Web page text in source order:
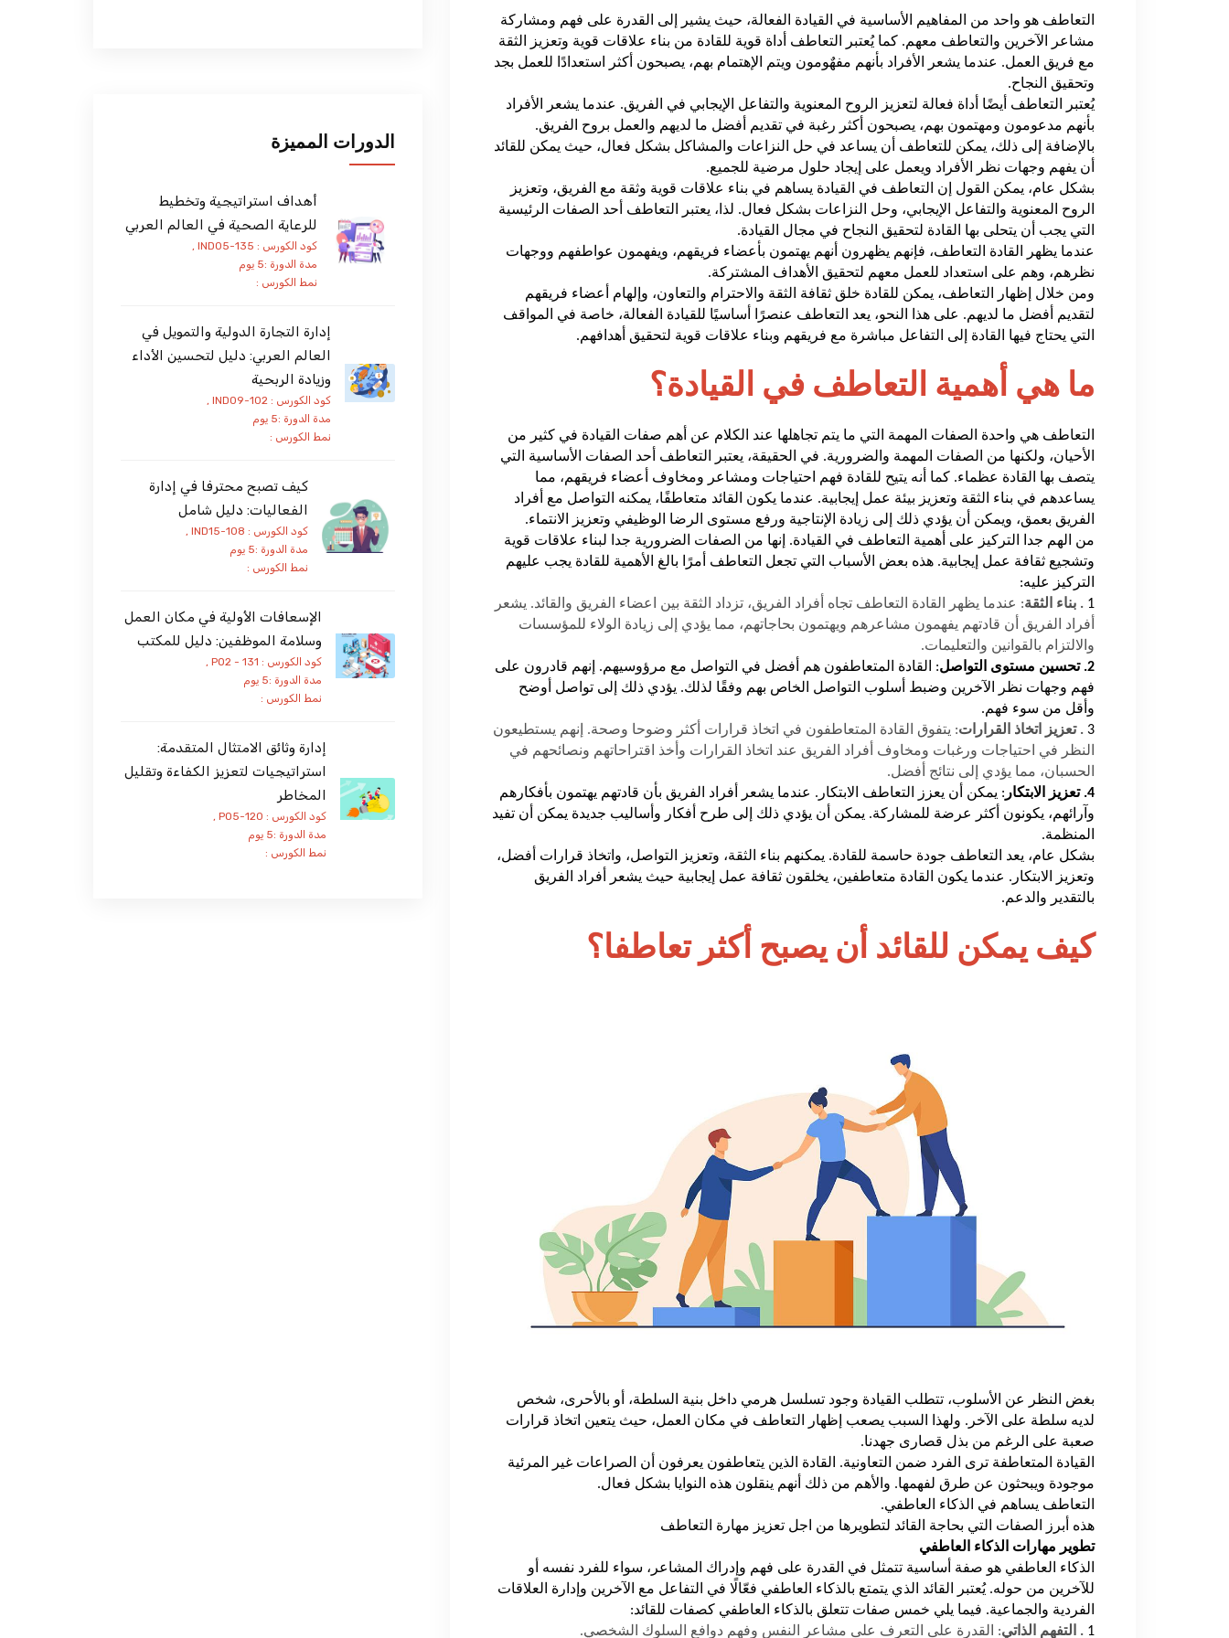
التعاطف هو واحد من المفاهيم الأساسية في القيادة الفعالة، حيث يشير إلى القدرة على فهم ومشاركة
مشاعر الآخرين والتعاطف معهم. كما يُعتبر التعاطف أداة قوية للقادة من بناء علاقات قوية وتعزيز الثقة
مع فريق العمل. عندما يشعر الأفراد بأنهم مفهٌومون ويتم الإهتمام بهم، يصبحون أكثر استعدادًا للعمل بجد
وتحقيق النجاح.
يُعتبر التعاطف أيضًا أداة فعالة لتعزيز الروح المعنوية والتفاعل الإيجابي في الفريق. عندما يشعر الأفراد
بأنهم مدعومون ومهتمون بهم، يصبحون أكثر رغبة في تقديم أفضل ما لديهم والعمل بروح الفريق.
بالإضافة إلى ذلك، يمكن للتعاطف أن يساعد في حل النزاعات والمشاكل بشكل فعال، حيث يمكن للقائد
أن يفهم وجهات نظر الأفراد ويعمل على إيجاد حلول مرضية للجميع.
بشكل عام، يمكن القول إن التعاطف في القيادة يساهم في بناء علاقات قوية وثقة مع الفريق، وتعزيز
الروح المعنوية والتفاعل الإيجابي، وحل النزاعات بشكل فعال. لذا، يعتبر التعاطف أحد الصفات الرئيسية
التي يجب أن يتحلى بها القادة لتحقيق النجاح في مجال القيادة.
عندما يظهر القادة التعاطف، فإنهم يظهرون أنهم يهتمون بأعضاء فريقهم، ويفهمون عواطفهم ووجهات
نظرهم، وهم على استعداد للعمل معهم لتحقيق الأهداف المشتركة.
ومن خلال إظهار التعاطف، يمكن للقادة خلق ثقافة الثقة والاحترام والتعاون، وإلهام أعضاء فريقهم
لتقديم أفضل ما لديهم. على هذا النحو، يعد التعاطف عنصرًا أساسيًا للقيادة الفعالة، خاصة في المواقف
التي يحتاج فيها القادة إلى التفاعل مباشرة مع فريقهم وبناء علاقات قوية لتحقيق أهدافهم.
ما هي أهمية التعاطف في القيادة؟
التعاطف هي واحدة الصفات المهمة التي ما يتم تجاهلها عند الكلام عن أهم صفات القيادة في كثير من
الأحيان، ولكنها من الصفات المهمة والضرورية. في الحقيقة، يعتبر التعاطف أحد الصفات الأساسية التي
يتصف بها القادة عظماء. كما أنه يتيح للقادة فهم احتياجات ومشاعر ومخاوف أعضاء فريقهم، مما
يساعدهم في بناء الثقة وتعزيز بيئة عمل إيجابية. عندما يكون القائد متعاطفًا، يمكنه التواصل مع أفراد
الفريق بعمق، ويمكن أن يؤدي ذلك إلى زيادة الإنتاجية ورفع مستوى الرضا الوظيفي وتعزيز الانتماء.
من الهم جدا التركيز على أهمية التعاطف في القيادة. إنها من الصفات الضرورية جدا لبناء علاقات قوية
وتشجيع ثقافة عمل إيجابية. هذه بعض الأسباب التي تجعل التعاطف أمرًا بالغ الأهمية للقادة يجب عليهم
التركيز عليه:
1 . بناء الثقة: عندما يظهر القادة التعاطف تجاه أفراد الفريق، تزداد الثقة بين اعضاء الفريق والقائد. يشعر
أفراد الفريق أن قادتهم يفهمون مشاعرهم ويهتمون بحاجاتهم، مما يؤدي إلى زيادة الولاء للمؤسسات
والالتزام بالقوانين والتعليمات.
2. تحسين مستوى التواصل
: القادة المتعاطفون هم أفضل في التواصل مع مرؤوسيهم. إنهم قادرون على
فهم وجهات نظر الآخرين وضبط أسلوب التواصل الخاص بهم وفقًا لذلك. يؤدي ذلك إلى تواصل أوضح
وأقل من سوء فهم.
3 . تعزيز اتخاذ القرارات: يتفوق القادة المتعاطفون في اتخاذ قرارات أكثر وضوحا وصحة. إنهم يستطيعون
النظر في احتياجات ورغبات ومخاوف أفراد الفريق عند اتخاذ القرارات وأخذ اقتراحاتهم ونصائحهم في
الحسبان، مما يؤدي إلى نتائج أفضل.
4. تعزيز الابتكار
: يمكن أن يعزز التعاطف الابتكار. عندما يشعر أفراد الفريق بأن قادتهم يهتمون بأفكارهم
وآرائهم، يكونون أكثر عرضة للمشاركة. يمكن أن يؤدي ذلك إلى طرح أفكار وأساليب جديدة يمكن أن تفيد
المنظمة.
بشكل عام، يعد التعاطف جودة حاسمة للقادة. يمكنهم بناء الثقة، وتعزيز التواصل، واتخاذ قرارات أفضل،
وتعزيز الابتكار. عندما يكون القادة متعاطفين، يخلقون ثقافة عمل إيجابية حيث يشعر أفراد الفريق
بالتقدير والدعم.
كيف يمكن للقائد أن يصبح أكثر تعاطفا؟
بغض النظر عن الأسلوب، تتطلب القيادة وجود تسلسل هرمي داخل بنية السلطة، أو بالأحرى، شخص
لديه سلطة على الآخر. ولهذا السبب يصعب إظهار التعاطف في مكان العمل، حيث يتعين اتخاذ قرارات
صعبة على الرغم من بذل قصارى جهدنا.
القيادة المتعاطفة ترى الفرد ضمن التعاونية. القادة الذين يتعاطفون يعرفون أن الصراعات غير المرئية
موجودة ويبحثون عن طرق لفهمها. والأهم من ذلك أنهم ينقلون هذه النوايا بشكل فعال.
التعاطف يساهم في الذكاء العاطفي.
هذه أبرز الصفات التي بحاجة القائد لتطويرها من اجل تعزيز مهارة التعاطف
تطوير مهارات الذكاء العاطفي
الذكاء العاطفي هو صفة أساسية تتمثل في القدرة على فهم وإدراك المشاعر، سواء للفرد نفسه أو
للآخرين من حوله. يُعتبر القائد الذي يتمتع بالذكاء العاطفي فعّالًا في التفاعل مع الآخرين وإدارة العلاقات
الفردية والجماعية. فيما يلي خمس صفات تتعلق بالذكاء العاطفي كصفات للقائد:
1 . التفهم الذاتي: القدرة على التعرف على مشاعر النفس وفهم دوافع السلوك الشخصي.
الدورات المميزة
أهداف استراتيجية وتخطيط
للرعاية الصحية في العالم العربي
كود الكورس : IND05-135 ,
مدة الدورة :5 يوم
نمط الكورس :
إدارة التجارة الدولية والتمويل في
العالم العربي: دليل لتحسين الأداء
وزيادة الربحية
كود الكورس : IND09-102 ,
مدة الدورة :5 يوم
نمط الكورس :
كيف تصبح محترفا في إدارة
الفعاليات: دليل شامل
كود الكورس : IND15-108 ,
مدة الدورة :5 يوم
نمط الكورس :
الإسعافات الأولية في مكان العمل
وسلامة الموظفين: دليل للمكتب
كود الكورس : PO2 - 131 ,
مدة الدورة :5 يوم
نمط الكورس :
إدارة وثائق الامتثال المتقدمة:
استراتيجيات لتعزيز الكفاءة وتقليل
المخاطر
كود الكورس : PO5-120 ,
مدة الدورة :5 يوم
نمط الكورس :